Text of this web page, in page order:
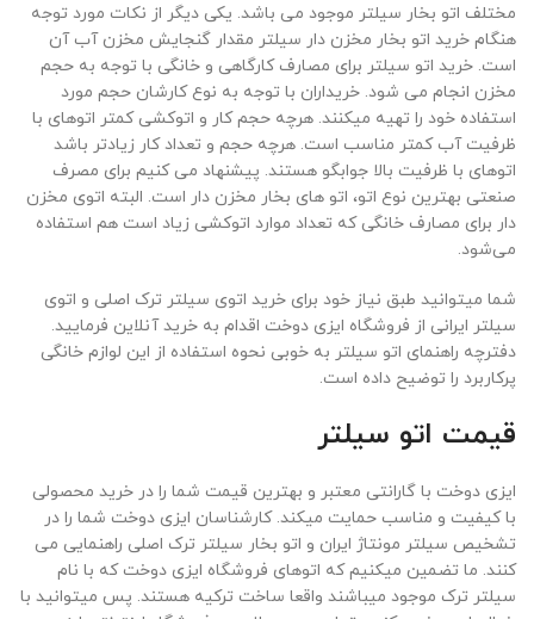
مختلف اتو بخار سیلتر موجود می باشد. یکی دیگر از نکات مورد توجه
هنگام خرید اتو بخار مخزن دار سیلتر مقدار گنجایش مخزن آب آن
است. خرید اتو سیلتر برای مصارف کارگاهی و خانگی با توجه به حجم
مخزن انجام می شود. خریداران با توجه به نوع کارشان حجم مورد
استفاده خود را تهیه میکنند. هرچه حجم کار و اتوکشی کمتر اتوهای با
ظرفیت آب کمتر مناسب است. هرچه حجم و تعداد کار زیادتر باشد
اتوهای با ظرفیت بالا جوابگو هستند. پیشنهاد می کنیم برای مصرف
صنعتی بهترین نوع اتو، اتو های بخار مخزن دار است. البته اتوی مخزن
دار برای مصارف خانگی که تعداد موارد اتوکشی زیاد است هم استفاده
می‌شود.
شما میتوانید طبق نیاز خود برای خرید اتوی سیلتر ترک اصلی و اتوی
سیلتر ایرانی از فروشگاه ایزی دوخت اقدام به خرید آنلاین فرمایید.
دفترچه راهنمای اتو سیلتر به خوبی نحوه استفاده از این لوازم خانگی
پرکاربرد را توضیح داده است.
قیمت اتو سیلتر
ایزی دوخت با گارانتی معتبر و بهترین قیمت شما را در خرید محصولی
با کیفیت و مناسب حمایت میکند. کارشناسان ایزی دوخت شما را در
تشخیص سیلتر مونتاژ ایران و اتو بخار سیلتر ترک اصلی راهنمایی می
کنند. ما تضمین میکنیم که اتوهای فروشگاه ایزی دوخت که با نام
سیلتر ترک موجود میباشند واقعا ساخت ترکیه هستند. پس میتوانید با